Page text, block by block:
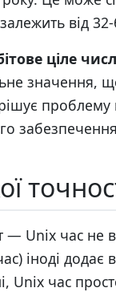
від
ціле
Unix час не
іноді
Unix час